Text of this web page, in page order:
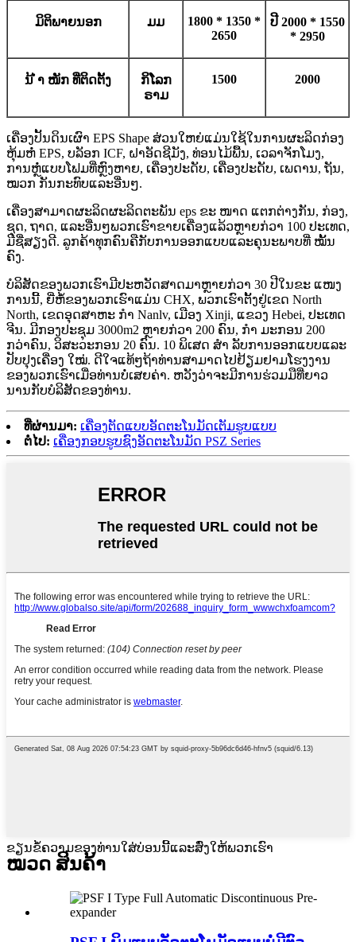
ມິຕິພາຍນອກ ມມ
1800 * 1350 *
2650
ປີ 2000 * 1550
* 2950
ນ້ ຳ ໜັກ ທີ່ຕິດຕັ້ງ
ກິ​ໂລກ​
ຣາມ
1500 2000
ເຄື່ອງປັ້ນດິນເຜົາ EPS Shape ສ່ວນໃຫຍ່ແມ່ນໃຊ້ໃນການຜະລິດກ່ອງ
ຫຸ້ມຫໍ່ EPS, ບລັອກ ICF, ຝາອັດຊີມັງ, ທ່ອນໄມ້ພື້ນ, ເວລາຈັກໂມງ,
ການຫຼໍ່ແບບໂຟມທີ່ຫຼົງຫາຍ, ເຄື່ອງປະດັບ, ເຄື່ອງປະດັບ, ເພດານ, ຖັນ,
ໝວກ ກັນກະທົບແລະອື່ນໆ.
ເຄື່ອງສາມາດຜະລິດຜະລິດຕະພັນ eps ຂະ ໜາດ ແຕກຕ່າງກັນ, ກ່ອງ,
ຊຸດ, ຖາດ, ແລະອື່ນໆພວກເຮົາຂາຍເຄື່ອງແລ້ວຫຼາຍກ່ວາ 100 ປະເທດ,
ມີຊື່ສຽງດີ. ລູກຄ້າທຸກຄົນຄືກັບການອອກແບບແລະຄຸນະພາບທີ່ ໝັ້ນ
ຄົງ.
ບໍລິສັດຂອງພວກເຮົາມີປະຫວັດສາດມາຫຼາຍກ່ວາ 30 ປີໃນຂະ ແໜງ
ການນີ້, ຍີ່ຫໍ້ຂອງພວກເຮົາແມ່ນ CHX, ພວກເຮົາຕັ້ງຢູ່ເຂດ North
North, ເຂດອຸດສາຫະ ກຳ Nanlv, ເມືອງ Xinji, ແຂວງ Hebei, ປະເທດ
ຈີນ. ມີກອງປະຊຸມ 3000m2 ຫຼາຍກ່ວາ 200 ຄົນ, ກຳ ມະກອນ 200
ກວ່າຄົນ, ວິສະວະກອນ 20 ຄົນ. 10 ພິເສດ ສຳ ລັບການອອກແບບແລະ
ປັບປຸງເຄື່ອງ ໃໝ່. ດີໃຈແທ້ໆຖ້າທ່ານສາມາດໄປຢ້ຽມຢາມໂຮງງານ
ຂອງພວກເຮົາເມື່ອທ່ານບໍ່ເສຍຄ່າ. ຫວັງວ່າຈະມີການຮ່ວມມືທີ່ຍາວ
ນານກັບບໍລິສັດຂອງທ່ານ.
ທີ່ຜ່ານມາ: ເຄື່ອງຕັດແບບອັດຕະໂນມັດເຕັມຮູບແບບ
ຕໍ່ໄປ: ເຄື່ອງກອບຮູບຊົງອັດຕະໂນມັດ PSZ Series
ຂຽນຂໍ້ຄວາມຂອງທ່ານໃສ່ບ່ອນນີ້ແລະສົ່ງໃຫ້ພວກເຮົາ
ໝວດ ສິນຄ້າ